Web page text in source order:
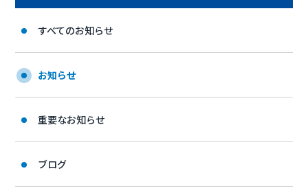
すべてのお知らせ
お知らせ
重要なお知らせ
ブログ